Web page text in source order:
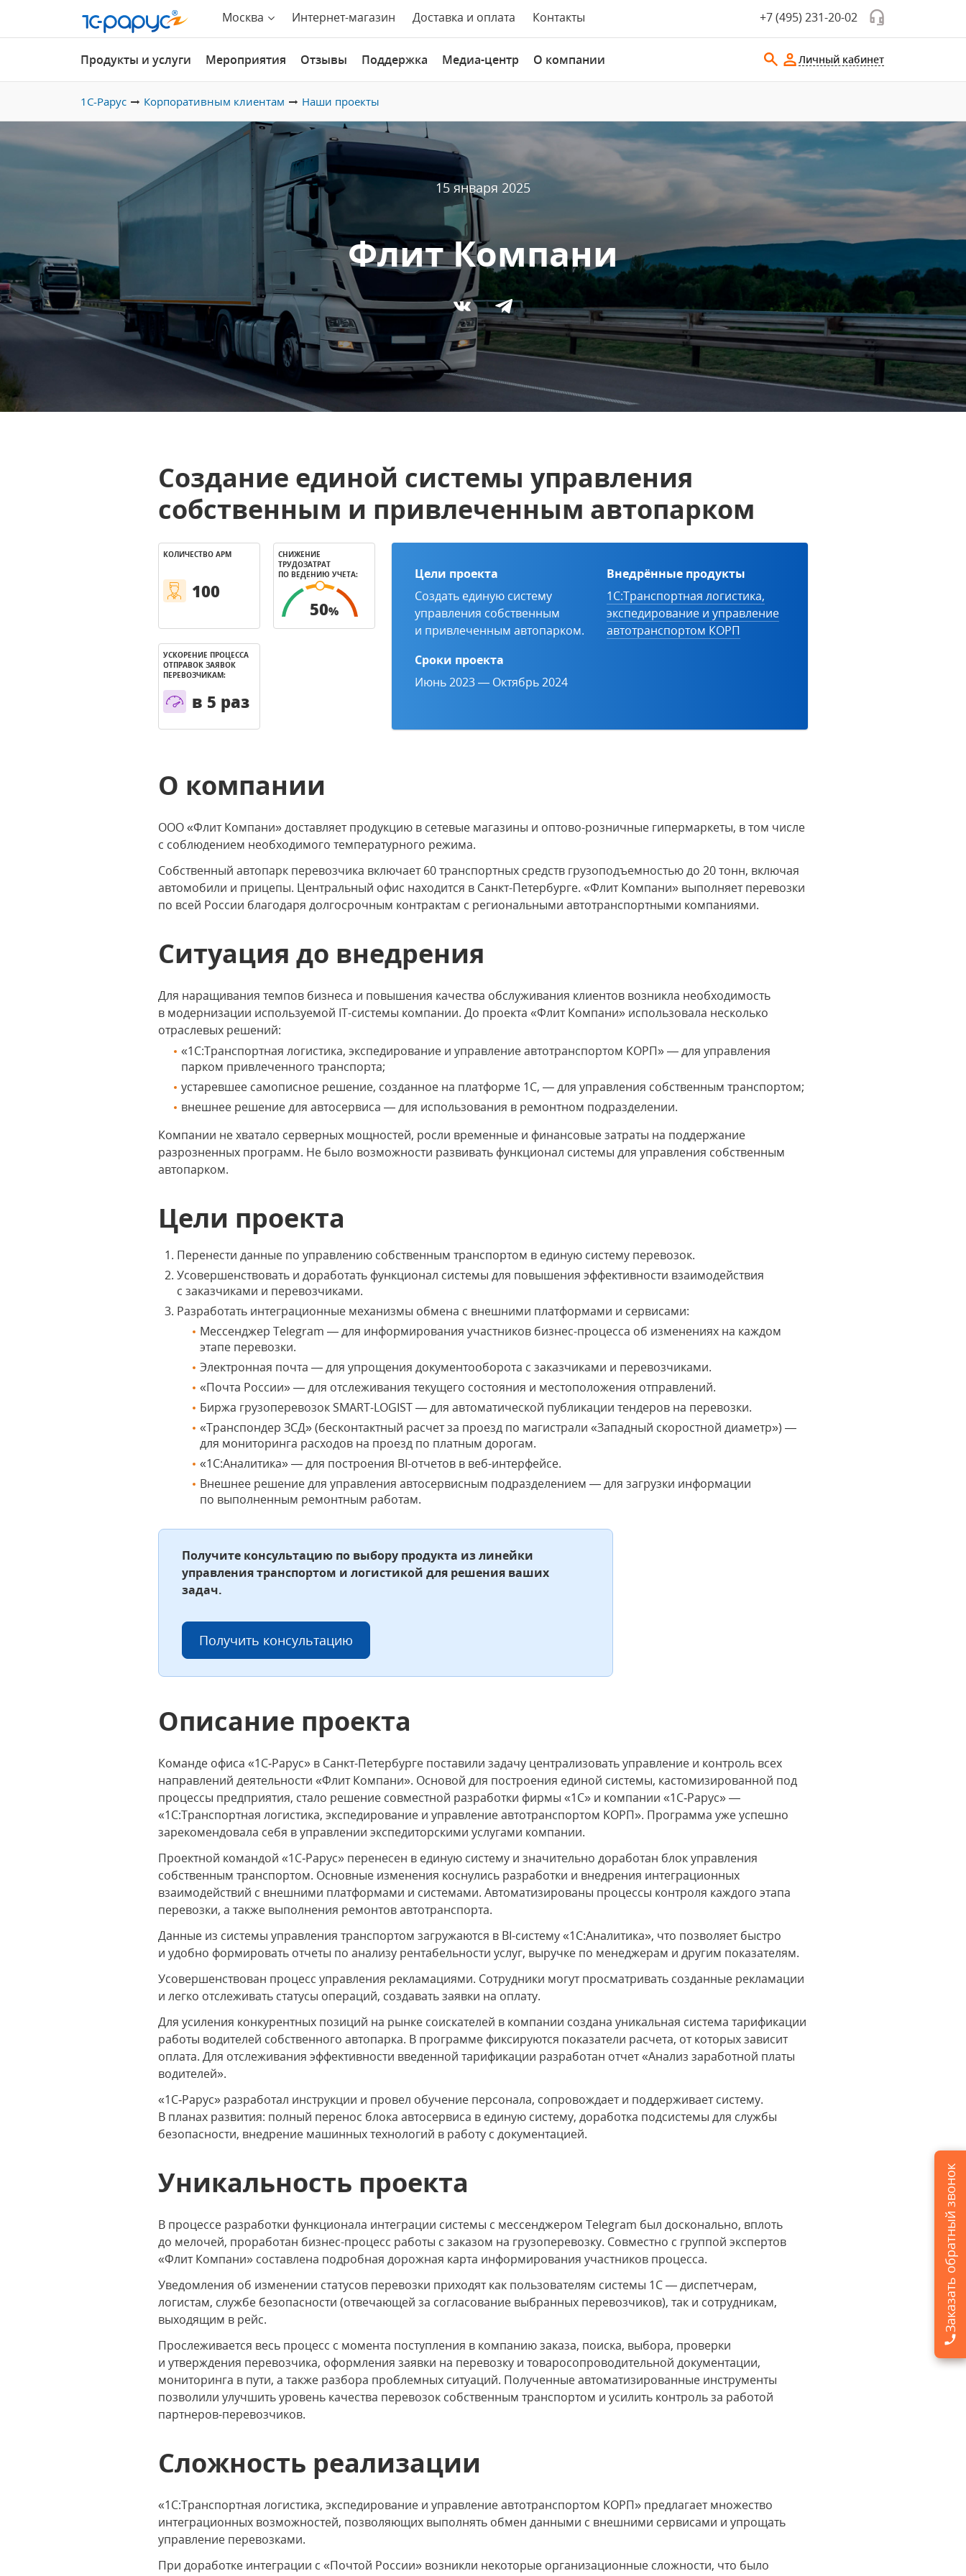
Москва Интернет-магазин Доставка и оплата Контакты +7 (495) 231-20-02
Продукты и услуги Мероприятия Отзывы Поддержка Медиа-центр О компании Личный кабинет
1С-Рарус Корпоративным клиентам Наши проекты
15 января 2025
Флит Компани
Создание единой системы управления
собственным и привлеченным автопарком
КОЛИЧЕСТВО АРМ
100
СНИЖЕНИЕ
ТРУДОЗАТРАТ
ПО ВЕДЕНИЮ УЧЕТА:
50%
УСКОРЕНИЕ ПРОЦЕССА
ОТПРАВОК ЗАЯВОК
ПЕРЕВОЗЧИКАМ:
в 5 раз
Цели проекта
Создать единую систему
управления собственным
и привлеченным автопарком.
Сроки проекта
Июнь 2023 — Октябрь 2024
Внедрённые продукты
1С:Транспортная логистика,
экспедирование и управление
автотранспортом КОРП
О компании
ООО «Флит Компани» доставляет продукцию в сетевые магазины и оптово-розничные гипермаркеты, в том числе
с соблюдением необходимого температурного режима.
Собственный автопарк перевозчика включает 60 транспортных средств грузоподъемностью до 20 тонн, включая
автомобили и прицепы. Центральный офис находится в Санкт-Петербурге. «Флит Компани» выполняет перевозки
по всей России благодаря долгосрочным контрактам с региональными автотранспортными компаниями.
Ситуация до внедрения
Для наращивания темпов бизнеса и повышения качества обслуживания клиентов возникла необходимость
в модернизации используемой IT-системы компании. До проекта «Флит Компани» использовала несколько
отраслевых решений:
«1С:Транспортная логистика, экспедирование и управление автотранспортом КОРП» — для управления
парком привлеченного транспорта;
устаревшее самописное решение, созданное на платформе 1С, — для управления собственным транспортом;
внешнее решение для автосервиса — для использования в ремонтном подразделении.
Компании не хватало серверных мощностей, росли временные и финансовые затраты на поддержание
разрозненных программ. Не было возможности развивать функционал системы для управления собственным
автопарком.
Цели проекта
Перенести данные по управлению собственным транспортом в единую систему перевозок.
Усовершенствовать и доработать функционал системы для повышения эффективности взаимодействия
с заказчиками и перевозчиками.
Разработать интеграционные механизмы обмена с внешними платформами и сервисами:
Мессенджер Telegram — для информирования участников бизнес-процесса об изменениях на каждом
этапе перевозки.
Электронная почта — для упрощения документооборота с заказчиками и перевозчиками.
«Почта России» — для отслеживания текущего состояния и местоположения отправлений.
Биржа грузоперевозок SMART-LOGIST — для автоматической публикации тендеров на перевозки.
«Транспондер ЗСД» (бесконтактный расчет за проезд по магистрали «Западный скоростной диаметр») —
для мониторинга расходов на проезд по платным дорогам.
«1С:Аналитика» — для построения BI-отчетов в веб-интерфейсе.
Внешнее решение для управления автосервисным подразделением — для загрузки информации
по выполненным ремонтным работам.
Получите консультацию по выбору продукта из линейки
управления транспортом и логистикой для решения ваших
задач.
Получить консультацию
Описание проекта
Команде офиса «1С‑Рарус» в Санкт-Петербурге поставили задачу централизовать управление и контроль всех
направлений деятельности «Флит Компани». Основой для построения единой системы, кастомизированной под
процессы предприятия, стало решение совместной разработки фирмы «1С» и компании «1С‑Рарус» —
«1С:Транспортная логистика, экспедирование и управление автотранспортом КОРП». Программа уже успешно
зарекомендовала себя в управлении экспедиторскими услугами компании.
Проектной командой «1С‑Рарус» перенесен в единую систему и значительно доработан блок управления
собственным транспортом. Основные изменения коснулись разработки и внедрения интеграционных
взаимодействий с внешними платформами и системами. Автоматизированы процессы контроля каждого этапа
перевозки, а также выполнения ремонтов автотранспорта.
Данные из системы управления транспортом загружаются в BI-систему «1С:Аналитика», что позволяет быстро
и удобно формировать отчеты по анализу рентабельности услуг, выручке по менеджерам и другим показателям.
Усовершенствован процесс управления рекламациями. Сотрудники могут просматривать созданные рекламации
и легко отслеживать статусы операций, создавать заявки на оплату.
Для усиления конкурентных позиций на рынке соискателей в компании создана уникальная система тарификации
работы водителей собственного автопарка. В программе фиксируются показатели расчета, от которых зависит
оплата. Для отслеживания эффективности введенной тарификации разработан отчет «Анализ заработной платы
водителей».
«1С‑Рарус» разработал инструкции и провел обучение персонала, сопровождает и поддерживает систему.
В планах развития: полный перенос блока автосервиса в единую систему, доработка подсистемы для службы
безопасности, внедрение машинных технологий в работу с документацией.
Уникальность проекта
В процессе разработки функционала интеграции системы с мессенджером Telegram был досконально, вплоть
до мелочей, проработан бизнес-процесс работы с заказом на грузоперевозку. Совместно с группой экспертов
«Флит Компани» составлена подробная дорожная карта информирования участников процесса.
Уведомления об изменении статусов перевозки приходят как пользователям системы 1С — диспетчерам,
логистам, службе безопасности (отвечающей за согласование выбранных перевозчиков), так и сотрудникам,
выходящим в рейс.
Прослеживается весь процесс с момента поступления в компанию заказа, поиска, выбора, проверки
и утверждения перевозчика, оформления заявки на перевозку и товаросопроводительной документации,
мониторинга в пути, а также разбора проблемных ситуаций. Полученные автоматизированные инструменты
позволили улучшить уровень качества перевозок собственным транспортом и усилить контроль за работой
партнеров-перевозчиков.
Сложность реализации
«1С:Транспортная логистика, экспедирование и управление автотранспортом КОРП» предлагает множество
интеграционных возможностей, позволяющих выполнять обмен данными с внешними сервисами и упрощать
управление перевозками.
При доработке интеграции с «Почтой России» возникли некоторые организационные сложности, что было
Заказать обратный звонок